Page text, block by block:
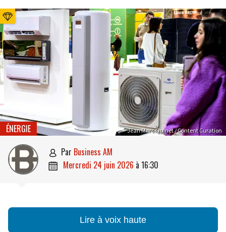
Jean Marc Quinet / Content Curation
ÉNERGIE
 par Business AM
 mercredi 24 juin 2026 à 16:30
Lire à voix haute